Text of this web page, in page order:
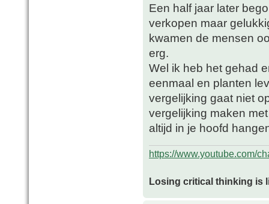
Een half jaar later
verkopen maar
kwamen de mensen
erg.
Wel ik heb het gehad
eenmaal en planten
vergelijking gaat niet
vergelijking maken
altijd in je hoofd
https://www.youtube.com/
Losing critical thinking is